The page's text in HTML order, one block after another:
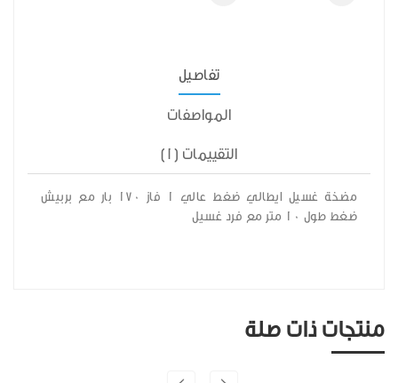
تفاصيل
المواصفات
التقييمات (1)
مضخة غسيل ايطالي ضغط عالي 1 فاز 170 بار مع بربيش
ضغط طول 10 متر مع فرد غسيل
منتجات ذات صلة